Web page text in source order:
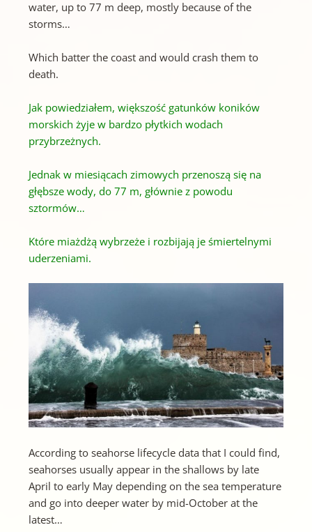
water, up to 77 m deep, mostly because of the
storms…
Which batter the coast and would crash them to
death.
Jak powiedziałem, większość gatunków koników
morskich żyje w bardzo płytkich wodach
przybrzeżnych.
Jednak w miesiącach zimowych przenoszą się na
głębsze wody, do 77 m, głównie z powodu
sztormów…
Które miażdżą wybrzeże i rozbijają je śmiertelnymi
uderzeniami.
According to seahorse lifecycle data that I could find,
seahorses usually appear in the shallows by late
April to early May depending on the sea temperature
and go into deeper water by mid-October at the
latest…